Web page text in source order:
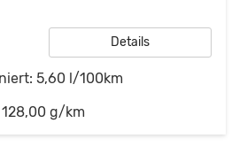
Details
5,60 l/100km
128,00 g/km